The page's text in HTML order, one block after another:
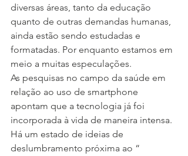
diversas áreas, tanto da educação
quanto de outras demandas humanas,
ainda estão sendo estudadas e
formatadas. Por enquanto estamos em
meio a muitas especulações.
As pesquisas no campo da saúde em
relação ao uso de smartphone
apontam que a tecnologia já foi
incorporada à vida de maneira intensa.
Há um estado de ideias de
deslumbramento próxima ao “